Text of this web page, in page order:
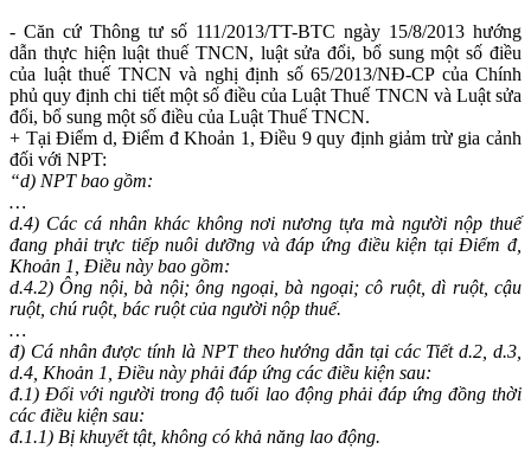
- Căn cứ Thông tư số 111/2013/TT-BTC ngày 15/8/2013 hướng
dẫn thực hiện luật thuế TNCN, luật sửa đổi, bổ sung một số điều
của luật thuế TNCN và nghị định số 65/2013/NĐ-CP của Chính
phủ quy định chi tiết một số điều của Luật Thuế TNCN và Luật sửa
đổi, bổ sung một số điều của Luật Thuế TNCN.
+ Tại Điểm d, Điểm đ Khoản 1, Điều 9 quy định giảm trừ gia cảnh
đối với NPT:
“d) NPT bao gồm:
…
d.4) Các cá nhân khác không nơi nương tựa mà người nộp thuế
đang phải trực tiếp nuôi dưỡng và đáp ứng điều kiện tại Điểm đ,
Khoản 1, Điều này bao gồm:
d.4.2) Ông nội, bà nội; ông ngoại, bà ngoại; cô ruột, dì ruột, cậu
ruột, chú ruột, bác ruột của người nộp thuế.
…
đ) Cá nhân được tính là NPT theo hướng dẫn tại các Tiết d.2, d.3,
d.4, Khoản 1, Điều này phải đáp ứng các điều kiện sau:
đ.1) Đối với người trong độ tuổi lao động phải đáp ứng đồng thời
các điều kiện sau:
đ.1.1) Bị khuyết tật, không có khả năng lao động.